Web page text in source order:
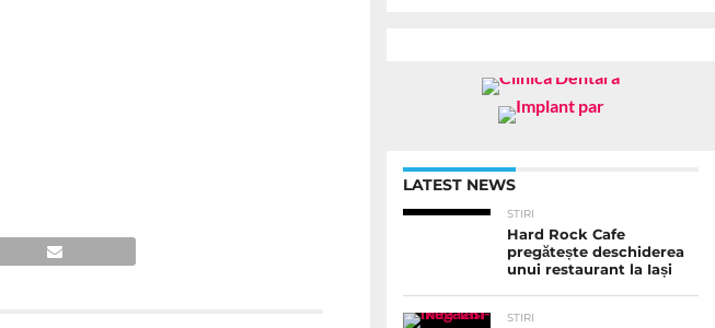
LATEST NEWS
STIRI
Hard Rock Cafe
pregătește deschiderea
unui restaurant la Iași
STIRI